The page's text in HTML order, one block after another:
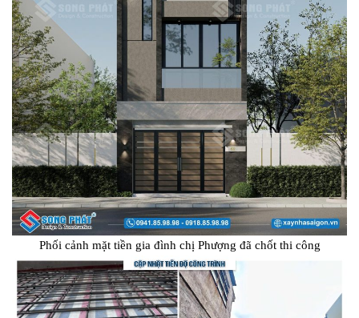
Phối cảnh mặt tiền gia đình chị Phượng đã chốt thi công